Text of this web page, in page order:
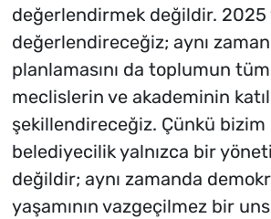
değerlendirmek değildir. 2025
değerlendireceğiz; aynı
planlamasını da toplumun
meclislerin ve akademinin
şekillendireceğiz. Çünkü bizim
belediyecilik yalnızca bir
değildir; aynı zamanda
yaşamının vazgeçilmez bir